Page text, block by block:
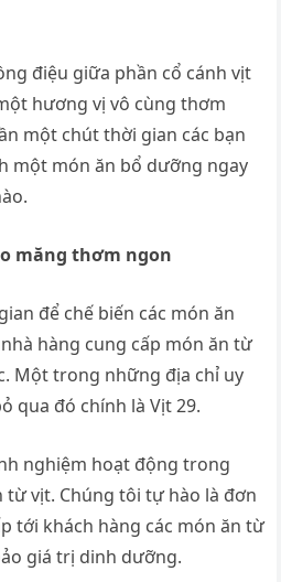
điệu giữa phần cổ cánh vịt
hương vị vô cùng thơm
một chút thời gian các bạn
một món ăn bổ dưỡng ngay
măng thơm ngon
để chế biến các món ăn
hàng cung cấp món ăn từ
Một trong những địa chỉ uy
qua đó chính là Vịt 29.
nghiệm hoạt động trong
từ vịt. Chúng tôi tự hào là đơn
tới khách hàng các món ăn từ
giá trị dinh dưỡng.